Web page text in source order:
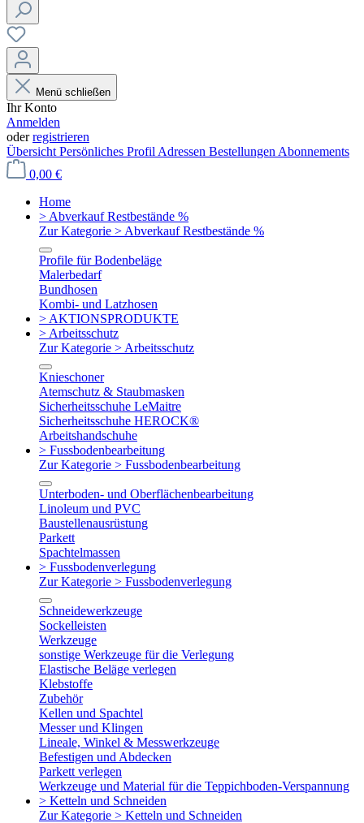
Menü schließen
Ihr Konto
Anmelden
oderregistrieren
Übersicht Persönliches Profil Adressen Bestellungen Abonnements
0,00 €
Home
> Abverkauf Restbestände %
Zur Kategorie > Abverkauf Restbestände %
Profile für Bodenbeläge
Malerbedarf
Bundhosen
Kombi- und Latzhosen
> AKTIONSPRODUKTE
> Arbeitsschutz
Zur Kategorie > Arbeitsschutz
Knieschoner
Atemschutz & Staubmasken
Sicherheitsschuhe LeMaitre
Sicherheitsschuhe HEROCK®
Arbeitshandschuhe
> Fussbodenbearbeitung
Zur Kategorie > Fussbodenbearbeitung
Unterboden- und Oberflächenbearbeitung
Linoleum und PVC
Baustellenausrüstung
Parkett
Spachtelmassen
> Fussbodenverlegung
Zur Kategorie > Fussbodenverlegung
Schneidewerkzeuge
Sockelleisten
Werkzeuge
sonstige Werkzeuge für die Verlegung
Elastische Beläge verlegen
Klebstoffe
Zubehör
Kellen und Spachtel
Messer und Klingen
Lineale, Winkel & Messwerkzeuge
Befestigen und Abdecken
Parkett verlegen
Werkzeuge und Material für die Teppichboden-Verspannung
> Ketteln und Schneiden
Zur Kategorie > Ketteln und Schneiden